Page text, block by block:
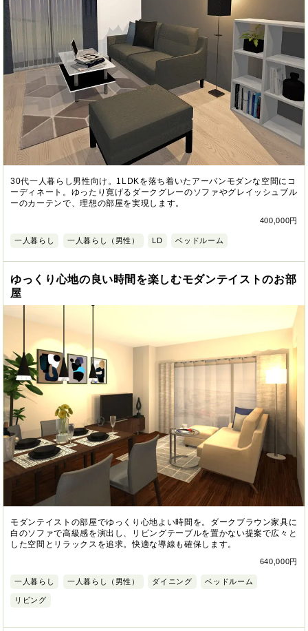
30代一人暮らし男性向け。1LDKを落ち着いたアーバンモダンな空間にコ
ーディネート。ゆったり寛げるダークグレーのソファやグレイッシュブル
ーのカーテンで、理想の部屋を実現します。
400,000円
一人暮らし 一人暮らし（男性） LD ベッドルーム
ゆっくり心地の良い時間を楽しむモダンテイストのお部
屋
モダンテイストの部屋でゆっくり心地よい時間を。ダークブラウン家具に
白のソファで高級感を演出し、リビングテーブルを置かない提案で広々と
した空間とリラックスを追求。快適な導線も確保します。
640,000円
一人暮らし 一人暮らし（男性） ダイニング ベッドルーム
リビング